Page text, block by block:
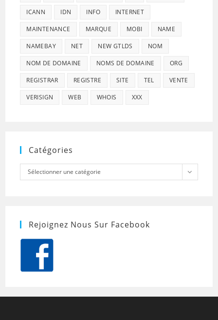
ICANN IDN INFO INTERNET
MAINTENANCE MARQUE MOBI NAME
NAMEBAY NET NEW GTLDS NOM
NOM DE DOMAINE NOMS DE DOMAINE ORG
REGISTRAR REGISTRE SITE TEL VENTE
VERISIGN WEB WHOIS XXX
Catégories
Catégories
Sélectionner une catégorie
Rejoignez Nous Sur Facebook